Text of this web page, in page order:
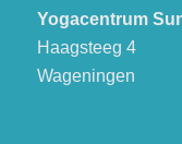
Yogacentrum
Haagsteeg 4
Wageningen